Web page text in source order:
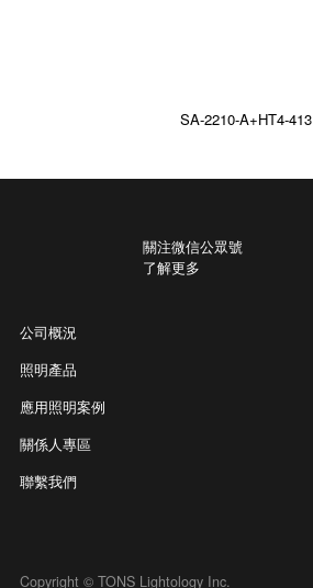
SA-2210-A+HT4-413
關注微信公眾號
了解更多
公司概況
照明產品
應用照明案例
關係人專區
聯繫我們
Copyright © TONS Lightology Inc.